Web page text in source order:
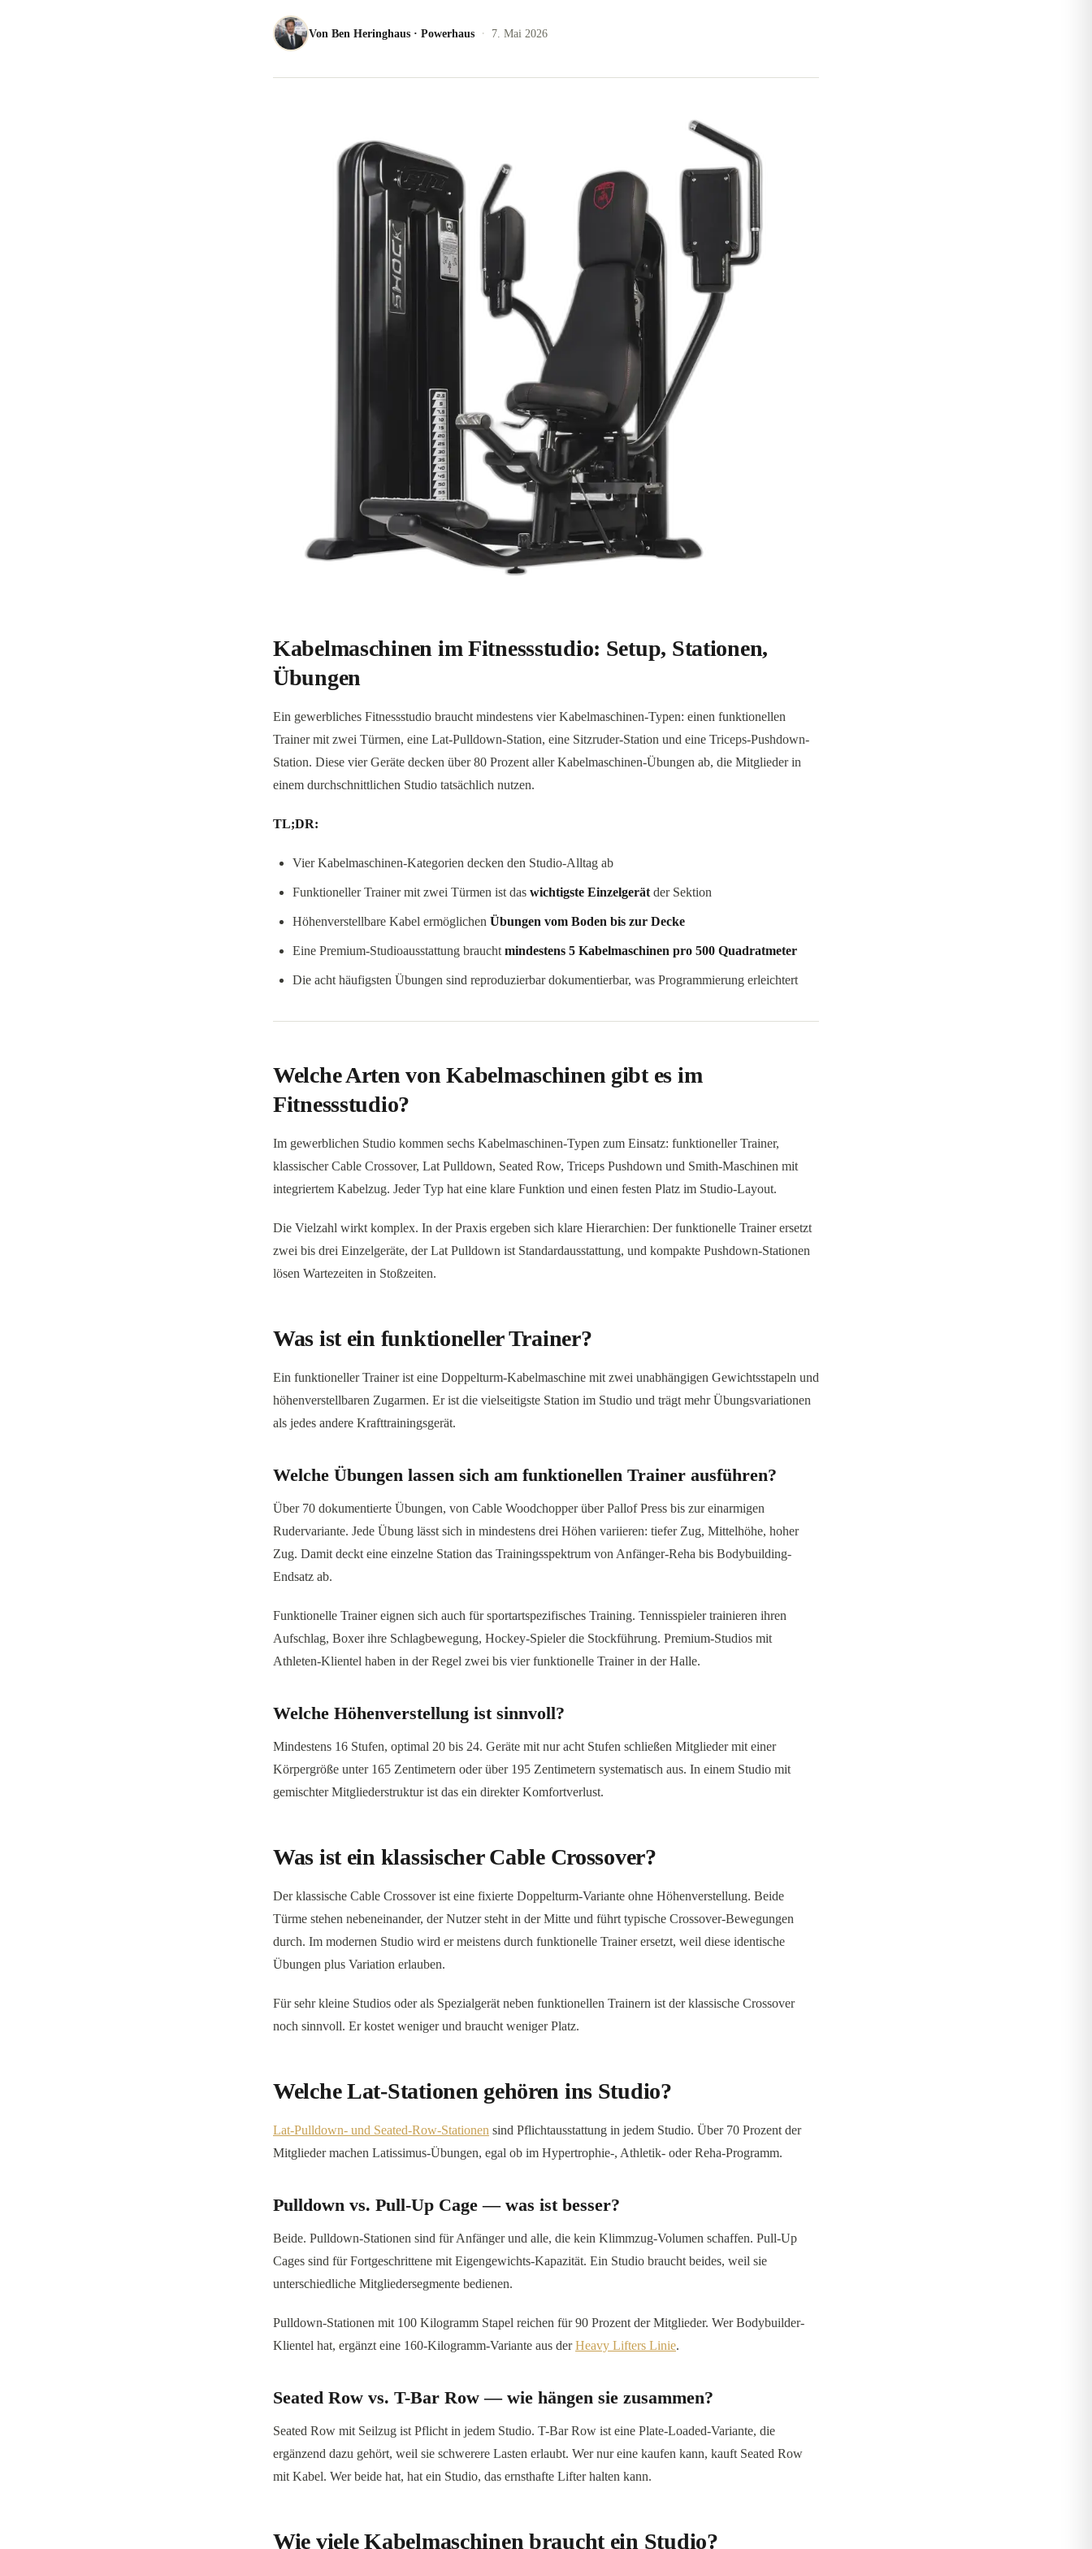
Von Ben Heringhaus · Powerhaus · 7. Mai 2026
Kabelmaschinen im Fitnessstudio: Setup, Stationen,
Übungen
Ein gewerbliches Fitnessstudio braucht mindestens vier Kabelmaschinen-Typen: einen funktionellen
Trainer mit zwei Türmen, eine Lat-Pulldown-Station, eine Sitzruder-Station und eine Triceps-Pushdown-
Station. Diese vier Geräte decken über 80 Prozent aller Kabelmaschinen-Übungen ab, die Mitglieder in
einem durchschnittlichen Studio tatsächlich nutzen.
TL;DR:
Vier Kabelmaschinen-Kategorien decken den Studio-Alltag ab
Funktioneller Trainer mit zwei Türmen ist das wichtigste Einzelgerät der Sektion
Höhenverstellbare Kabel ermöglichen Übungen vom Boden bis zur Decke
Eine Premium-Studioausstattung braucht mindestens 5 Kabelmaschinen pro 500 Quadratmeter
Die acht häufigsten Übungen sind reproduzierbar dokumentierbar, was Programmierung erleichtert
Welche Arten von Kabelmaschinen gibt es im
Fitnessstudio?
Im gewerblichen Studio kommen sechs Kabelmaschinen-Typen zum Einsatz: funktioneller Trainer,
klassischer Cable Crossover, Lat Pulldown, Seated Row, Triceps Pushdown und Smith-Maschinen mit
integriertem Kabelzug. Jeder Typ hat eine klare Funktion und einen festen Platz im Studio-Layout.
Die Vielzahl wirkt komplex. In der Praxis ergeben sich klare Hierarchien: Der funktionelle Trainer ersetzt
zwei bis drei Einzelgeräte, der Lat Pulldown ist Standardausstattung, und kompakte Pushdown-Stationen
lösen Wartezeiten in Stoßzeiten.
Was ist ein funktioneller Trainer?
Ein funktioneller Trainer ist eine Doppelturm-Kabelmaschine mit zwei unabhängigen Gewichtsstapeln und
höhenverstellbaren Zugarmen. Er ist die vielseitigste Station im Studio und trägt mehr Übungsvariationen
als jedes andere Krafttrainingsgerät.
Welche Übungen lassen sich am funktionellen Trainer ausführen?
Über 70 dokumentierte Übungen, von Cable Woodchopper über Pallof Press bis zur einarmigen
Rudervariante. Jede Übung lässt sich in mindestens drei Höhen variieren: tiefer Zug, Mittelhöhe, hoher
Zug. Damit deckt eine einzelne Station das Trainingsspektrum von Anfänger-Reha bis Bodybuilding-
Endsatz ab.
Funktionelle Trainer eignen sich auch für sportartspezifisches Training. Tennisspieler trainieren ihren
Aufschlag, Boxer ihre Schlagbewegung, Hockey-Spieler die Stockführung. Premium-Studios mit
Athleten-Klientel haben in der Regel zwei bis vier funktionelle Trainer in der Halle.
Welche Höhenverstellung ist sinnvoll?
Mindestens 16 Stufen, optimal 20 bis 24. Geräte mit nur acht Stufen schließen Mitglieder mit einer
Körpergröße unter 165 Zentimetern oder über 195 Zentimetern systematisch aus. In einem Studio mit
gemischter Mitgliederstruktur ist das ein direkter Komfortverlust.
Was ist ein klassischer Cable Crossover?
Der klassische Cable Crossover ist eine fixierte Doppelturm-Variante ohne Höhenverstellung. Beide
Türme stehen nebeneinander, der Nutzer steht in der Mitte und führt typische Crossover-Bewegungen
durch. Im modernen Studio wird er meistens durch funktionelle Trainer ersetzt, weil diese identische
Übungen plus Variation erlauben.
Für sehr kleine Studios oder als Spezialgerät neben funktionellen Trainern ist der klassische Crossover
noch sinnvoll. Er kostet weniger und braucht weniger Platz.
Welche Lat-Stationen gehören ins Studio?
Lat-Pulldown- und Seated-Row-Stationen sind Pflichtausstattung in jedem Studio. Über 70 Prozent der
Mitglieder machen Latissimus-Übungen, egal ob im Hypertrophie-, Athletik- oder Reha-Programm.
Pulldown vs. Pull-Up Cage — was ist besser?
Beide. Pulldown-Stationen sind für Anfänger und alle, die kein Klimmzug-Volumen schaffen. Pull-Up
Cages sind für Fortgeschrittene mit Eigengewichts-Kapazität. Ein Studio braucht beides, weil sie
unterschiedliche Mitgliedersegmente bedienen.
Pulldown-Stationen mit 100 Kilogramm Stapel reichen für 90 Prozent der Mitglieder. Wer Bodybuilder-
Klientel hat, ergänzt eine 160-Kilogramm-Variante aus derHeavy Lifters Linie.
Seated Row vs. T-Bar Row — wie hängen sie zusammen?
Seated Row mit Seilzug ist Pflicht in jedem Studio. T-Bar Row ist eine Plate-Loaded-Variante, die
ergänzend dazu gehört, weil sie schwerere Lasten erlaubt. Wer nur eine kaufen kann, kauft Seated Row
mit Kabel. Wer beide hat, hat ein Studio, das ernsthafte Lifter halten kann.
Wie viele Kabelmaschinen braucht ein Studio?